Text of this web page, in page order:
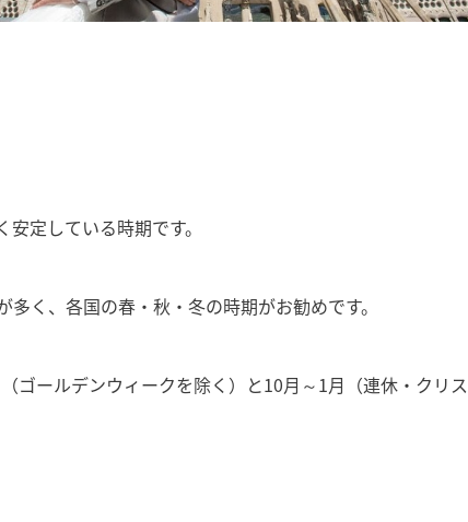
定している時期です。
く、各国の春・秋・冬の時期がお勧めです。
ゴールデンウィークを除く）と10月～1月（連休・クリス